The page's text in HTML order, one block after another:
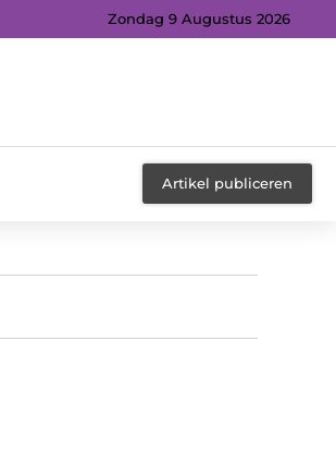
Zondag 9 Augustus 2026
Artikel publiceren